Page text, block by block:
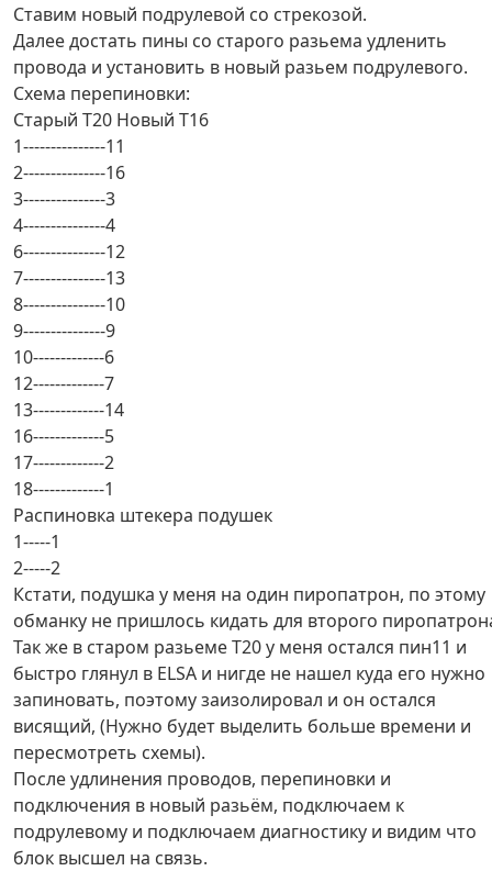
Ставим новый подрулевой со стрекозой.
Далее достать пины со старого разьема удленить
провода и установить в новый разьем подрулевого.
Схема перепиновки:
Старый Т20 Новый Т16
1---------------11
2---------------16
3---------------3
4---------------4
6---------------12
7---------------13
8---------------10
9---------------9
10-------------6
12-------------7
13-------------14
16-------------5
17-------------2
18-------------1
Распиновка штекера подушек
1-----1
2-----2
Кстати, подушка у меня на один пиропатрон, по этому
обманку не пришлось кидать для второго
Так же в старом разьеме Т20 у меня остался пин11 и
быстро глянул в ELSA и нигде не нашел куда его нужно
запиновать, поэтому заизолировал и он остался
висящий, (Нужно будет выделить больше времени и
пересмотреть схемы).
После удлинения проводов, перепиновки и
подключения в новый разьём, подключаем к
подрулевому и подключаем диагностику и видим что
блок высшел на связь.